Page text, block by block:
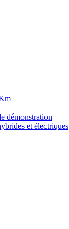
démonstration
et électriques